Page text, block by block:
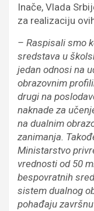
Inače, Vlada
za realizaciju
– Raspisali smo
sredstava u
jedan odnosi na
obrazovnim
drugi na
naknade za
na dualnim
zanimanja.
Ministarstvo
vrednosti od 50
bespovratnih
sistem dualnog
pohađaju